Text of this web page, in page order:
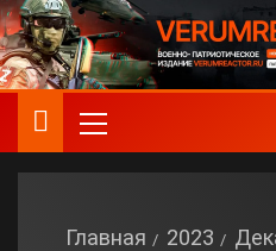
Главная 2023